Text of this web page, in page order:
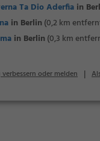
Ta Dio Aderfia in
in Berlin (0,2 km
in Berlin (0,3 km
oder melden |